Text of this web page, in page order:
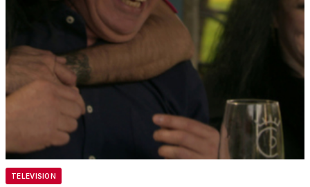
TELEVISION